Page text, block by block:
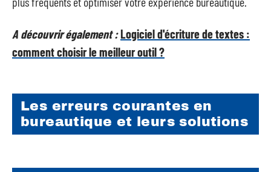
A découvrir également :Logiciel d'écriture de textes :
comment choisir le meilleur outil ?
Les erreurs courantes en
bureautique et leurs solutions